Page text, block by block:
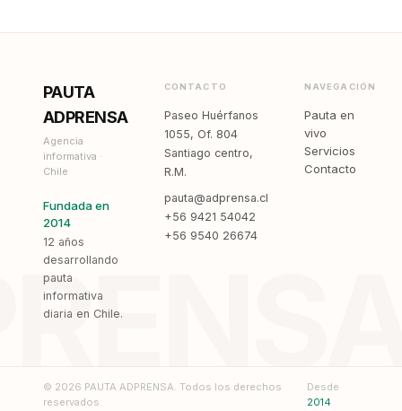
PAUTA
ADPRENSA
Agencia
informativa ·
Chile
Fundada en
2014
12 años
desarrollando
pauta
informativa
diaria en Chile.
CONTACTO
Paseo Huérfanos
1055, Of. 804
Santiago centro,
R.M.
pauta@adprensa.cl
+56 9421 54042
+56 9540 26674
NAVEGACIÓN
Pauta en
vivo
Servicios
Contacto
© 2026 PAUTA ADPRENSA. Todos los derechos
reservados.
Desde
2014